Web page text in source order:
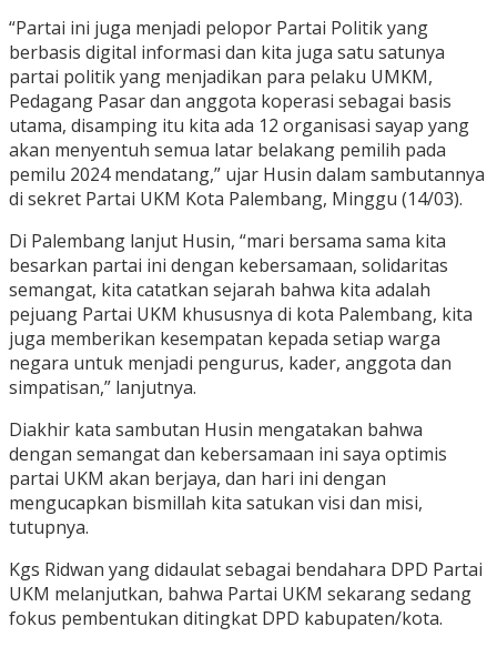
“Partai ini juga menjadi pelopor Partai Politik yang
berbasis digital informasi dan kita juga satu satunya
partai politik yang menjadikan para pelaku UMKM,
Pedagang Pasar dan anggota koperasi sebagai basis
utama, disamping itu kita ada 12 organisasi sayap yang
akan menyentuh semua latar belakang pemilih pada
pemilu 2024 mendatang,” ujar Husin dalam sambutannya
di sekret Partai UKM Kota Palembang, Minggu (14/03).
Di Palembang lanjut Husin, “mari bersama sama kita
besarkan partai ini dengan kebersamaan, solidaritas
semangat, kita catatkan sejarah bahwa kita adalah
pejuang Partai UKM khususnya di kota Palembang, kita
juga memberikan kesempatan kepada setiap warga
negara untuk menjadi pengurus, kader, anggota dan
simpatisan,” lanjutnya.
Diakhir kata sambutan Husin mengatakan bahwa
dengan semangat dan kebersamaan ini saya optimis
partai UKM akan berjaya, dan hari ini dengan
mengucapkan bismillah kita satukan visi dan misi,
tutupnya.
Kgs Ridwan yang didaulat sebagai bendahara DPD Partai
UKM melanjutkan, bahwa Partai UKM sekarang sedang
fokus pembentukan ditingkat DPD kabupaten/kota.